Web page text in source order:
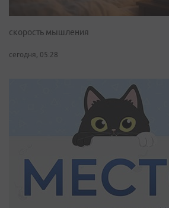
скорость мышления
сегодня, 05:28